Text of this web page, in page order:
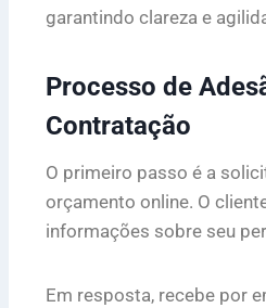
garantindo clareza e
Processo de
Contratação
O primeiro passo é a
orçamento online. O
informações sobre seu
Em resposta, recebe por